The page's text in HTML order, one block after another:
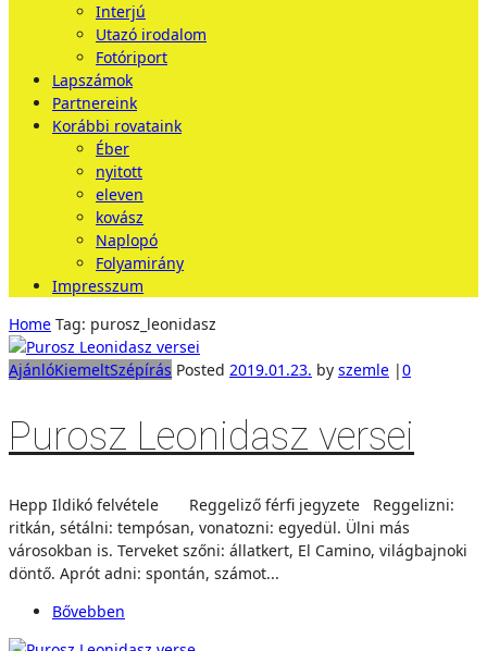
Interjú
Utazó irodalom
Fotóriport
Lapszámok
Partnereink
Korábbi rovataink
Éber
nyitott
eleven
kovász
Naplopó
Folyamirány
Impresszum
Home Tag: purosz_leonidasz
AjánlóKiemeltSzépírás Posted 2019.01.23. by szemle |0
Purosz Leonidasz versei
Hepp Ildikó felvétele Reggeliző férfi jegyzete Reggelizni:
ritkán, sétálni: tempósan, vonatozni: egyedül. Ülni más
városokban is. Terveket szőni: állatkert, El Camino, világbajnoki
döntő. Aprót adni: spontán, számot...
Bővebben